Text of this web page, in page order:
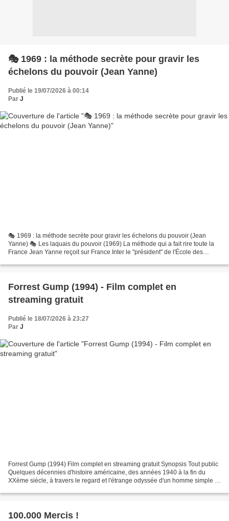
🎭 1969 : la méthode secrète pour gravir les
échelons du pouvoir (Jean Yanne)
Publié le 19/07/2026 à 00:14
Par J
🎭 1969 : la méthode secrète pour gravir les échelons du pouvoir (Jean
Yanne) 🎭 Les laquais du pouvoir (1969) La méthode qui a fait rire toute la
France Jean Yanne reçoit sur France Inter le "président" de l'École des
Forrest Gump (1994) - Film complet en
streaming gratuit
Publié le 18/07/2026 à 23:27
Par J
Forrest Gump (1994) Film complet en streaming gratuit Synopsis Tout public
Quelques décennies d'histoire américaine, des années 1940 à la fin du
XXème siècle, à travers le regard et l'étrange odyssée d'un homme simple et
100.000 Mercis !